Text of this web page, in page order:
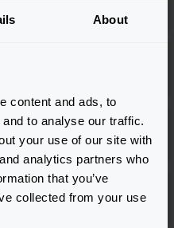
About
content and ads, to
to analyse our traffic.
your use of our site with
analytics partners who
that you’ve
collected from your use
Anmelden
Anmelden